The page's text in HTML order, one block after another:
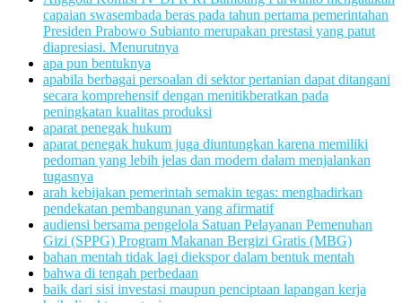
capaian swasembada beras pada tahun pertama pemerintahan
Presiden Prabowo Subianto merupakan prestasi yang patut
diapresiasi. Menurutnya
apa pun bentuknya
apabila berbagai persoalan di sektor pertanian dapat ditangani
secara komprehensif dengan menitikberatkan pada
peningkatan kualitas produksi
aparat penegak hukum
aparat penegak hukum juga diuntungkan karena memiliki
pedoman yang lebih jelas dan modern dalam menjalankan
tugasnya
arah kebijakan pemerintah semakin tegas: menghadirkan
pendekatan pembangunan yang afirmatif
audiensi bersama pengelola Satuan Pelayanan Pemenuhan
Gizi (SPPG) Program Makanan Bergizi Gratis (MBG)
bahan mentah tidak lagi diekspor dalam bentuk mentah
bahwa di tengah perbedaan
baik dari sisi investasi maupun penciptaan lapangan kerja